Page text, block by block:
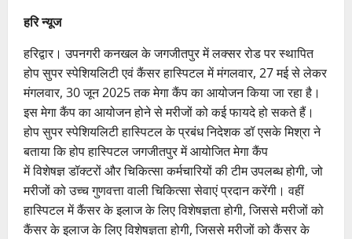
हरि न्यूज
हरिद्वार। उपनगरी कनखल के जगजीतपुर में लक्सर रोड पर स्थापित
होप सुपर स्पेशियलिटी एवं कैंसर हास्पिटल में मंगलवार, 27 मई से लेकर
मंगलवार, 30 जून 2025 तक मेगा कैंप का आयोजन किया जा रहा है।‌
इस मेगा कैंप का आयोजन होने से मरीजों को कई फायदे हो सकते हैं।
होप सुपर स्पेशियलिटी हास्पिटल के प्रबंध निदेशक डॉ एसके मिश्रा ने
बताया कि होप हास्पिटल जगजीतपुर में आयोजित मेगा कैंप
में विशेषज्ञ डॉक्टरों और चिकित्सा कर्मचारियों की टीम उपलब्ध होगी, जो
मरीजों को उच्च गुणवत्ता वाली चिकित्सा सेवाएं प्रदान करेंगी। वहीं
हास्पिटल में कैंसर के इलाज के लिए विशेषज्ञता होगी, जिससे मरीजों को
कैंसर के इलाज के लिए विशेषज्ञता होगी, जिससे मरीजों को कैंसर के